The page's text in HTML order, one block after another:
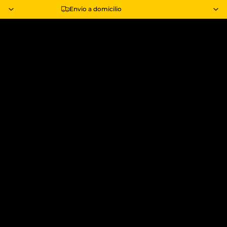
Envio a domicilio